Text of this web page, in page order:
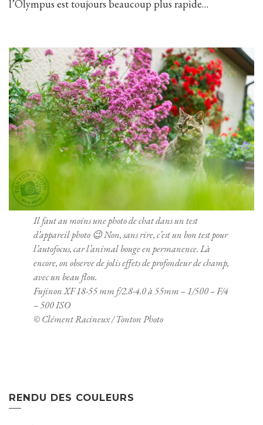
l’Olympus est toujours beaucoup plus rapide…
Il faut au moins une photo de chat dans un test
d’appareil photo 😉 Non, sans rire, c’est un bon test pour
l’autofocus, car l’animal bouge en permanence. Là
encore, on observe de jolis effets de profondeur de champ,
avec un beau flou.
Fujinon XF 18-55 mm f/2.8-4.0 à 55mm – 1/500 – F/4
– 500 ISO
© Clément Racineux / Tonton Photo
RENDU DES COULEURS